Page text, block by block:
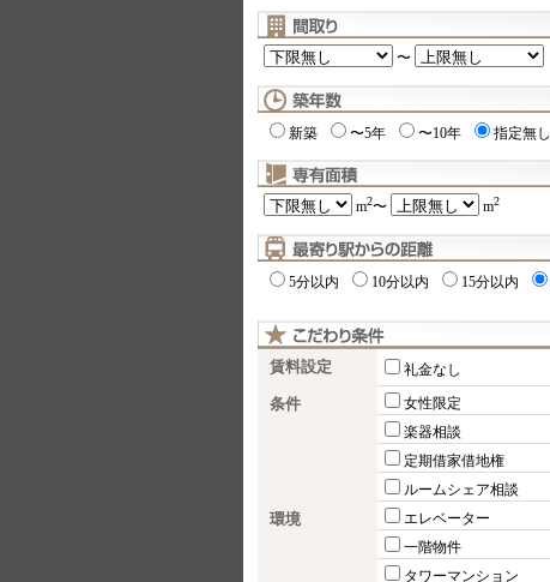
〜
新築 〜5年 〜10年 指定無し
m2〜 m2
5分以内 10分以内 15分以内
賃料設定 礼金なし
条件 女性限定
楽器相談
定期借家借地権
ルームシェア相談
環境 エレベーター
一階物件
タワーマンション